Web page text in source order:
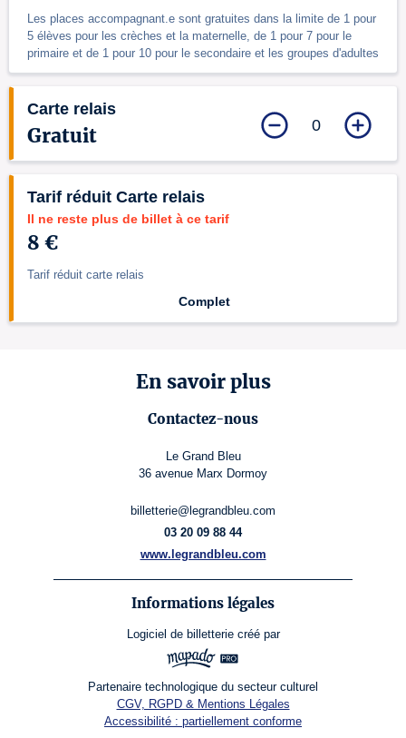
Les places accompagnant.e sont gratuites dans la limite de 1 pour
5 élèves pour les crèches et la maternelle, de 1 pour 7 pour le
primaire et de 1 pour 10 pour le secondaire et les groupes d'adultes
Carte relais
Gratuit 0
Tarif réduit Carte relais
Il ne reste plus de billet à ce tarif
8 €
Tarif réduit carte relais
Complet
En savoir plus
Contactez-nous
Le Grand Bleu
36 avenue Marx Dormoy
billetterie@legrandbleu.com
03 20 09 88 44
www.legrandbleu.com
Informations légales
Logiciel de billetterie créé par
Partenaire technologique du secteur culturel
CGV, RGPD & Mentions Légales
Accessibilité : partiellement conforme